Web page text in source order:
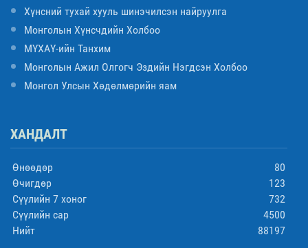
Хүнсний тухай хууль шинэчилсэн найруулга
Монголын Хүнсчдийн Холбоо
МҮХАҮ-ийн Танхим
Монголын Ажил Олгогч Эздийн Нэгдсэн Холбоо
Монгол Улсын Хөдөлмөрийн яам
ХАНДАЛТ
Өнөөдөр
80
Өчигдөр
123
Сүүлийн 7 хоног
732
Сүүлийн сар
4500
Нийт
88197